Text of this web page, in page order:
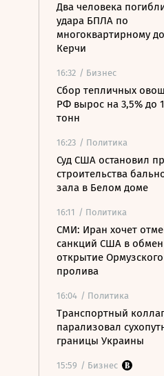
Два человека
удара БПЛА по
многоквартирному
Керчи
16:32 / Бизнес
Сбор тепличных
РФ вырос на 3,5% до
тонн
16:23 / Политика
Суд США остановил
строительства
зала в Белом доме
16:11 / Политика
СМИ: Иран хочет
санкций США в
открытие Ормузского
пролива
16:04 / Политика
Транспортный
парализовал
границы Украины
15:59 / Бизнес